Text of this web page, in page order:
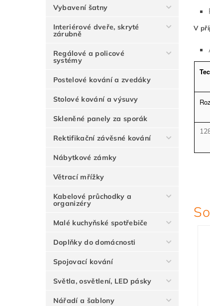
Vybavení šatny
Interiérové dveře, skryté
zárubně
Regálové a policové
systémy
Postelové kování a zvedáky
Stolové kování a výsuvy
Skleněné panely za sporák
Rektifikační závěsné kování
Nábytkové zámky
Větrací mřížky
Kabelové průchodky a
organizéry
Malé kuchyňské spotřebiče
Doplňky do domácnosti
Spojovací kování
Světla, osvětlení, LED pásky
Nářadí a šablony
V